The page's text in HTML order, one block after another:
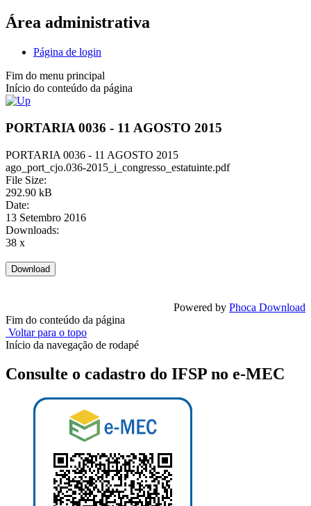
Área administrativa
Página de login
Fim do menu principal
Início do conteúdo da página
PORTARIA 0036 - 11 AGOSTO 2015
PORTARIA 0036 - 11 AGOSTO 2015
ago_port_cjo.036-2015_i_congresso_estatuinte.pdf
File Size:
292.90 kB
Date:
13 Setembro 2016
Downloads:
38 x
Powered by Phoca Download
Fim do conteúdo da página
Voltar para o topo
Início da navegação de rodapé
Consulte o cadastro do IFSP no e-MEC